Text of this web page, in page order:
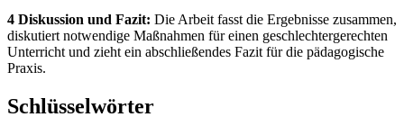
4 Diskussion und Fazit: Die Arbeit fasst die Ergebnisse zusammen,
diskutiert notwendige Maßnahmen für einen geschlechtergerechten
Unterricht und zieht ein abschließendes Fazit für die pädagogische
Praxis.
Schlüsselwörter